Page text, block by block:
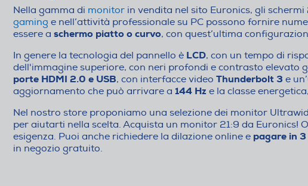
Nella gamma di monitor in vendita nel sito Euronics, gli
gaming e nell’attività professionale su PC possono fornire
essere a schermo piatto o curvo, con quest’ultima
In genere la tecnologia del pannello è LCD, con un tempo di
dell'immagine superiore, con neri profondi e contrasto elevato
porte HDMI 2.0 e USB, con interfacce video Thunderbolt 3 e
aggiornamento che può arrivare a 144 Hz e la classe
Nel nostro store proponiamo una selezione dei monitor
per aiutarti nella scelta. Acquista un monitor 21:9 da Euronics!
esigenza. Puoi anche richiedere la dilazione online e pagare in
in negozio gratuito.